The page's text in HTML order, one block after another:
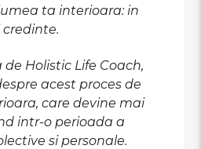
ta interioara: in
Holistic Life Coach,
acest proces de
care devine mai
intr-o perioada a
si personale.